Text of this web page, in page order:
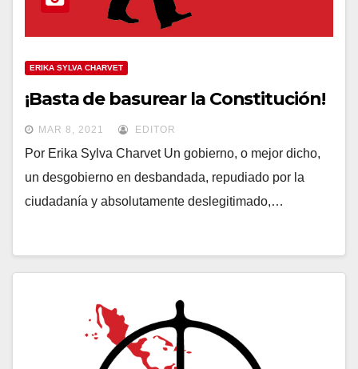
ERIKA SYLVA CHARVET
¡Basta de basurear la Constitución!
MAR 8, 2021 EDITOR
Por Erika Sylva Charvet Un gobierno, o mejor dicho,
un desgobierno en desbandada, repudiado por la
ciudadanía y absolutamente deslegitimado,…